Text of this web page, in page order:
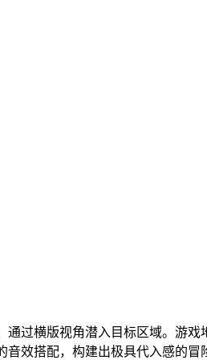
过横版视角潜入目标区域。游
音效搭配，构建出极具代入感的冒